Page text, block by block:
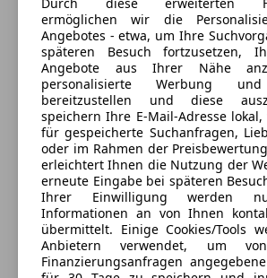
Müdigkeitswarnsystem
Nebelscheinwerfer
Notbremsassistent
Notrufsystem
Reifendruckkontrollsystem
Seitenairbag
Servolenkung
Spurhalteassistent
Tagfahrlicht
Totwinkel-Assistent
Traktionskontrolle
Verkehrszeichenerkennung
Voll-LED Scheinwerfer
Alle Fahrzeuge des Anbieters
Anbieter kontaktieren
Deine Nachricht
ermöglichen wir die
Angebotes - etwa, um Ihre
späteren Besuch fortzusetzen,
Angebote aus Ihrer Nähe
personalisierte Werbung
bereitzustellen und diese
speichern Ihre E-Mail-Adresse
für gespeicherte Suchanfragen,
oder im Rahmen der
erleichtert Ihnen die Nutzung der
erneute Eingabe bei späteren
Ihrer Einwilligung werden
Informationen an von Ihnen
übermittelt. Einige Cookies/Tools
Anbietern verwendet, um
Finanzierungsanfragen